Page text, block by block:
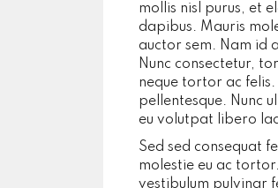
mollis nisl purus, et
dapibus. Mauris
auctor sem. Nam id
Nunc consectetur,
neque tortor ac
pellentesque. Nunc
eu volutpat libero
Sed sed consequat
molestie eu ac
vestibulum pulvinar